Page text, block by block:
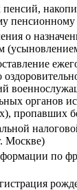
о
органов
пропавших
Москве)
по